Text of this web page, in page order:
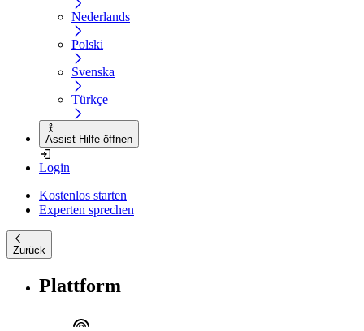
Nederlands
Polski
Svenska
Türkçe
Assist Hilfe öffnen
Login
Kostenlos starten
Experten sprechen
Zurück
Plattform